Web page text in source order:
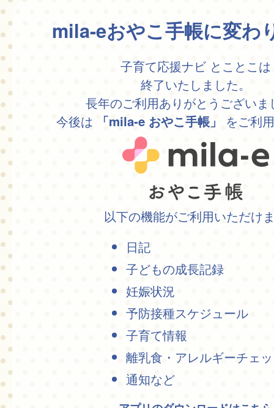
mila-eおやこ手帳に変わ
子育て応援ナビ とことこは
終了いたしました。
長年のご利用ありがとうございま
今後は
「mila-e おやこ手帳」 をご利
以下の機能がご利用いただけ
日記
子どもの成長記録
妊娠状況
予防接種スケジュール
子育て情報
離乳食・アレルギーチェ
通知など